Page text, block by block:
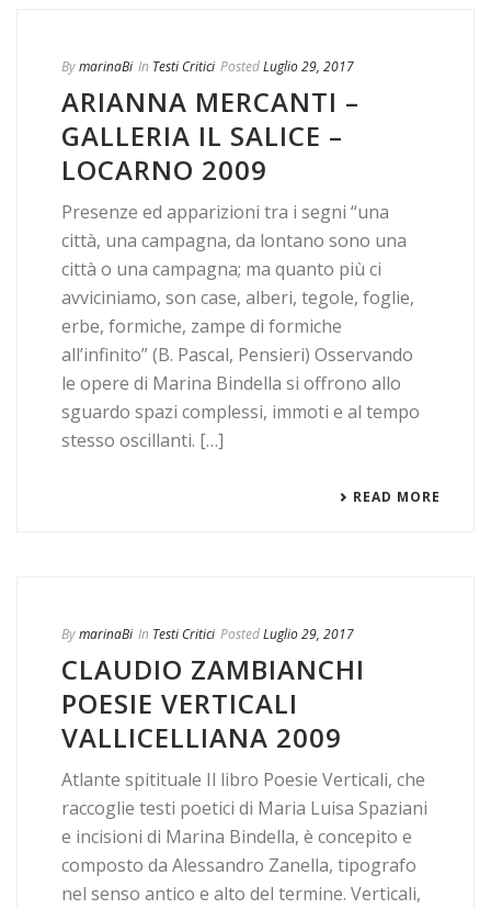
BymarinaBi In Testi Critici PostedLuglio 29, 2017
ARIANNA MERCANTI –
GALLERIA IL SALICE –
LOCARNO 2009
Presenze ed apparizioni tra i segni “una
città, una campagna, da lontano sono una
città o una campagna; ma quanto più ci
avviciniamo, son case, alberi, tegole, foglie,
erbe, formiche, zampe di formiche
all’infinito” (B. Pascal, Pensieri) Osservando
le opere di Marina Bindella si offrono allo
sguardo spazi complessi, immoti e al tempo
stesso oscillanti. […]
READ MORE
BymarinaBi In Testi Critici PostedLuglio 29, 2017
CLAUDIO ZAMBIANCHI
POESIE VERTICALI
VALLICELLIANA 2009
Atlante spitituale Il libro Poesie Verticali, che
raccoglie testi poetici di Maria Luisa Spaziani
e incisioni di Marina Bindella, è concepito e
composto da Alessandro Zanella, tipografo
nel senso antico e alto del termine. Verticali,